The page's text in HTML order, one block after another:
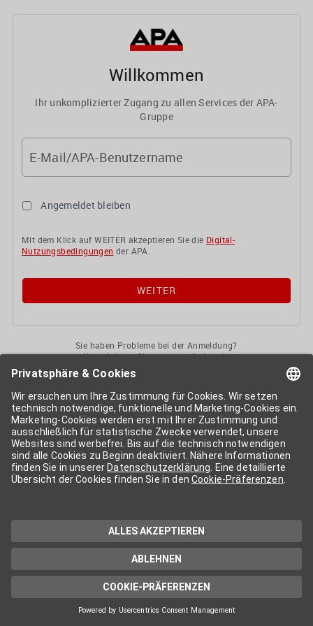
Willkommen
Ihr unkomplizierter Zugang zu allen Services der APA-
Gruppe
E-Mail/APA-Benutzername
Angemeldet bleiben
Mit dem Klick auf WEITER akzeptieren Sie die Digital-
Nutzungsbedingungen der APA.
Sie haben Probleme bei der Anmeldung?
KontaktierenSie uns gerne jederzeit!
APA-User
Services der APA-Gruppe. Für die Nutzung der einzelnen Anwendungen
kann eine weitere Freischaltung nötig sein. Kosten fallen nur nach einer
Bestellung und genauer Kosteninformation an.
Wenn nicht anders erwähnt, gelten dieAllgemeinen
Geschäftsbedingungender APA - Austria Presse Agentur.
Die von Ihnen angegebenen Daten werden ausschließlich für die
Zwecke der Demo-Nutzung bzw. des Vertragsverhältnisses genutzt.
Eine darüber hinaus gehende oder andersartige Verwendung ist nur mit
technischen Support stehen wir Ihnen jederzeit gerne zur Verfügung.
Datenschutzerklärung
Cookie-Präferenzen